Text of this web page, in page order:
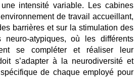
intensité variable. Les cabines
de travail accueillant,
barrières et sur la stimulation des
neuro-atypiques, où les différents
se compléter et réaliser leur
s’adapter à la neurodiversité et
spécifique de chaque employé pour